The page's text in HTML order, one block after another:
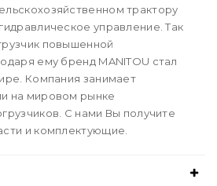
трактору
управление. Так
повышенной
ему бренд MANITOU стал
Компания занимает
на мировом рынке
С нами Вы получите
и комплектующие.